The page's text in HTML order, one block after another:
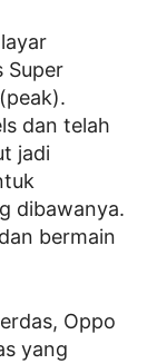
Super
dan telah
jadi
dibawanya.
bermain
Oppo
yang